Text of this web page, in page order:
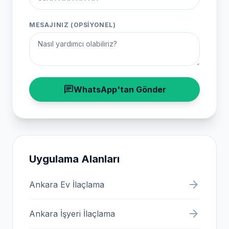
MESAJINIZ (OPSIYONEL)
chatWhatsApp'tan Gönder
Uygulama Alanları
Ankara Ev İlaçlama arrow_forward
Ankara İşyeri İlaçlama arrow_forward